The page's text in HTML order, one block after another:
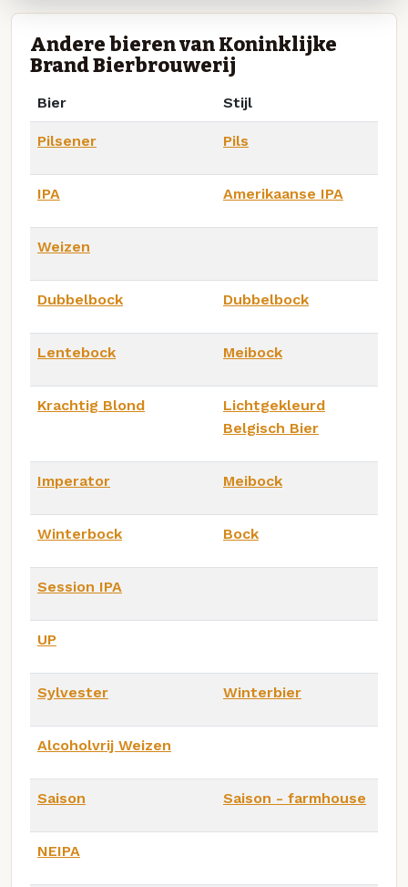
Andere bieren van Koninklijke
Brand Bierbrouwerij
Bier Stijl
Pilsener Pils
IPA Amerikaanse IPA
Weizen
Dubbelbock Dubbelbock
Lentebock Meibock
Krachtig Blond
Lichtgekleurd
Belgisch Bier
Imperator Meibock
Winterbock Bock
Session IPA
UP
Sylvester Winterbier
Alcoholvrij Weizen
Saison Saison - farmhouse
NEIPA